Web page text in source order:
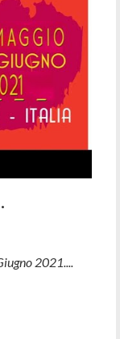
2021....